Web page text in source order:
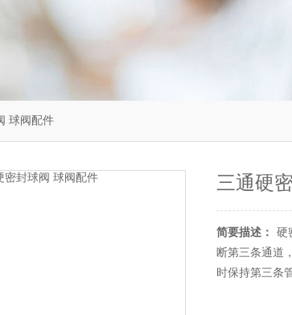
球阀配件
三通硬
简要描述：
硬
断第三条通道
时保持第三条